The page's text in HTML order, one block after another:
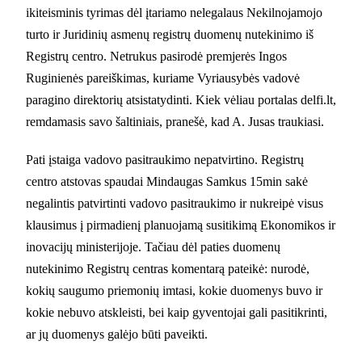
ikiteisminis tyrimas dėl įtariamo nelegalaus Nekilnojamojo
turto ir Juridinių asmenų registrų duomenų nutekinimo iš
Registrų centro. Netrukus pasirodė premjerės Ingos
Ruginienės pareiškimas, kuriame Vyriausybės vadovė
paragino direktorių atsistatydinti. Kiek vėliau portalas delfi.lt,
remdamasis savo šaltiniais, pranešė, kad A. Jusas traukiasi.
Pati įstaiga vadovo pasitraukimo nepatvirtino. Registrų
centro atstovas spaudai Mindaugas Samkus 15min sakė
negalintis patvirtinti vadovo pasitraukimo ir nukreipė visus
klausimus į pirmadienį planuojamą susitikimą Ekonomikos ir
inovacijų ministerijoje. Tačiau dėl paties duomenų
nutekinimo Registrų centras komentarą pateikė: nurodė,
kokių saugumo priemonių imtasi, kokie duomenys buvo ir
kokie nebuvo atskleisti, bei kaip gyventojai gali pasitikrinti,
ar jų duomenys galėjo būti paveikti.